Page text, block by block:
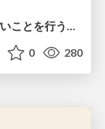
toio・myCobotでフィジカルAIっぽいことを行うための検討（とりあえず調査） / フィジカルAI LT（IoTLTによる開催）
0 280